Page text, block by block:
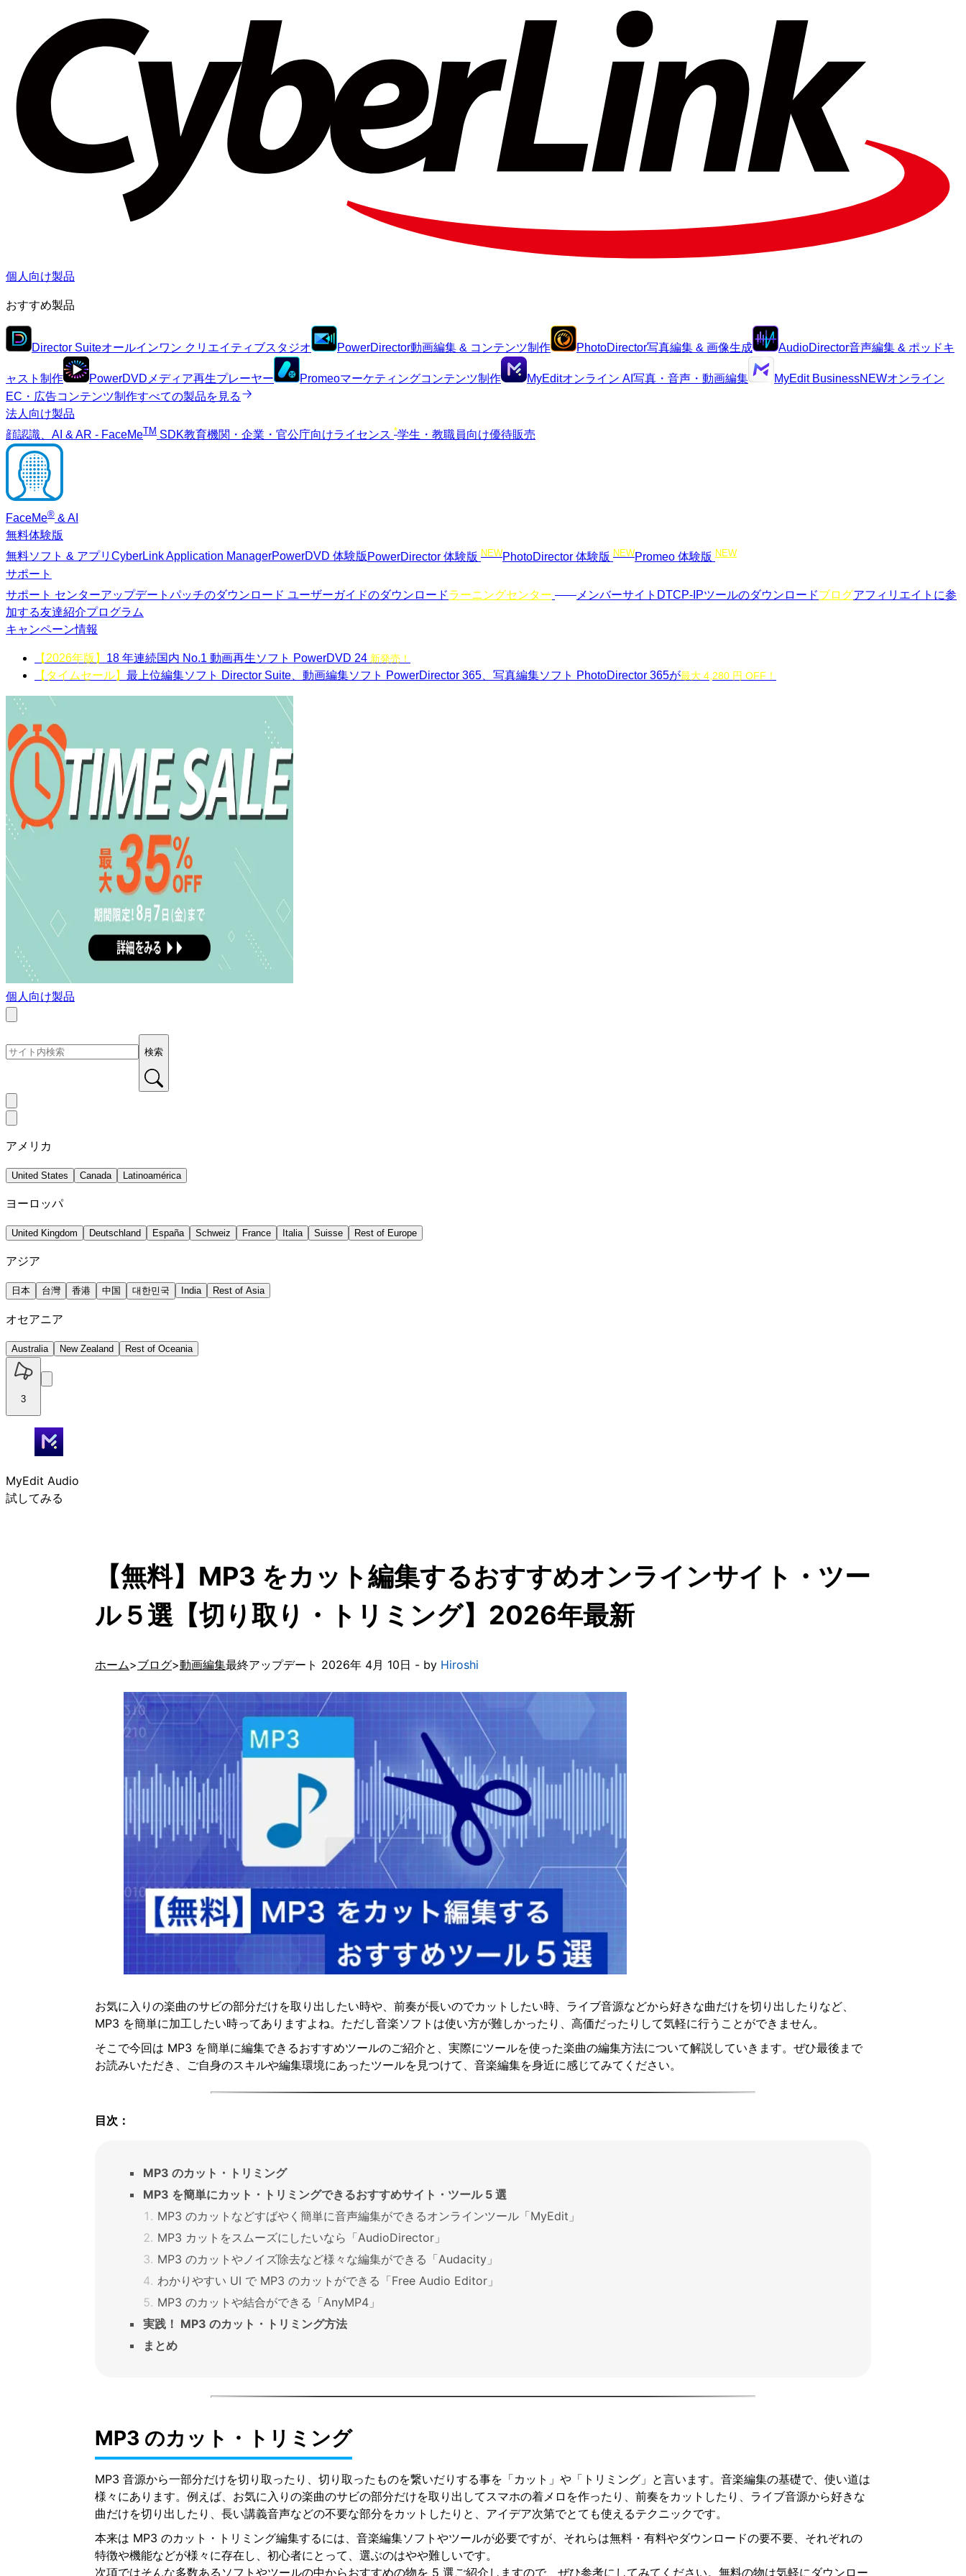
個人向け製品
おすすめ製品
Director Suiteオールインワン クリエイティブスタジオ PowerDirector動画編集 & コンテンツ制作 PhotoDirector写真編集 & 画像生成 AudioDirector音声編集 & ポッドキ
ャスト制作 PowerDVD メディア再生プレーヤー Promeoマーケティングコンテンツ制作 MyEditオンライン AI写真・音声・動画編集 MyEdit BusinessNEWオンライン
EC・広告コンテンツ制作すべての製品を見る
法人向け製品
顔認識、AI & AR - FaceMeTM SDK教育機関・企業・官公庁向けライセンス *学生・教職員向け優待販売
FaceMe® & AI
無料体験版
無料ソフト & アプリ CyberLink Application ManagerPowerDVD 体験版 PowerDirector 体験版 NEWPhotoDirector 体験版 NEWPromeo 体験版 NEW
サポート
サポート センターアップデートパッチのダウンロード ユーザーガイドのダウンロードラーニングセンター メンバーサイト DTCP-IPツールのダウンロードブログアフィリエイトに参
加する友達紹介プログラム
キャンペーン情報
【2026年版】 18 年連続国内 No.1 動画再生ソフト PowerDVD 24 新発売！
【タイムセール】 最上位編集ソフト Director Suite、動画編集ソフト PowerDirector 365、写真編集ソフト PhotoDirector 365が最大 4,280 円 OFF！
個人向け製品
検索
アメリカ
United States Canada Latinoamérica
ヨーロッパ
United Kingdom Deutschland España Schweiz France Italia Suisse Rest of Europe
アジア
日本 台灣 香港 中国 대한민국 India Rest of Asia
オセアニア
Australia New Zealand Rest of Oceania
3
MyEdit Audio
試してみる
【無料】MP3 をカット編集するおすすめオンラインサイト・ツー
ル５選【切り取り・トリミング】2026年最新
ホーム ブログ 動画編集最終アップデート 2026年 4月 10日 - by Hiroshi
お気に入りの楽曲のサビの部分だけを取り出したい時や、前奏が長いのでカットしたい時、ライブ音源などから好きな曲だけを切り出したりなど、
MP3 を簡単に加工したい時ってありますよね。ただし音楽ソフトは使い方が難しかったり、高価だったりして気軽に行うことができません。
そこで今回は MP3 を簡単に編集できるおすすめツールのご紹介と、実際にツールを使った楽曲の編集方法について解説していきます。ぜひ最後まで
お読みいただき、ご自身のスキルや編集環境にあったツールを見つけて、音楽編集を身近に感じてみてください。
目次：
MP3 のカット・トリミング
MP3 を簡単にカット・トリミングできるおすすめサイト・ツール 5 選
MP3 のカットなどすばやく簡単に音声編集ができるオンラインツール「MyEdit」
MP3 カットをスムーズにしたいなら「AudioDirector」
MP3 のカットやノイズ除去など様々な編集ができる「Audacity」
わかりやすい UI で MP3 のカットができる「Free Audio Editor」
MP3 のカットや結合ができる「AnyMP4」
実践！ MP3 のカット・トリミング方法
まとめ
MP3 のカット・トリミング
MP3 音源から一部分だけを切り取ったり、切り取ったものを繋いだりする事を「カット」や「トリミング」と言います。音楽編集の基礎で、使い道は
様々にあります。例えば、お気に入りの楽曲のサビの部分だけを取り出してスマホの着メロを作ったり、前奏をカットしたり、ライブ音源から好きな
曲だけを切り出したり、長い講義音声などの不要な部分をカットしたりと、アイデア次第でとても使えるテクニックです。
本来は MP3 のカット・トリミング編集するには、音楽編集ソフトやツールが必要ですが、それらは無料・有料やダウンロードの要不要、それぞれの
特徴や機能などが様々に存在し、初心者にとって、選ぶのはやや難しいです。
次項ではそんな多数あるソフトやツールの中からおすすめの物を 5 選ご紹介しますので、ぜひ参考にしてみてください。無料の物は気軽にダウンロー